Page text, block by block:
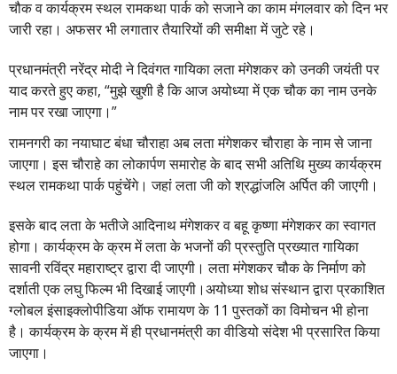
चौक व कार्यक्रम स्थल रामकथा पार्क को सजाने का काम मंगलवार को दिन भर
जारी रहा। अफसर भी लगातार तैयारियों की समीक्षा में जुटे रहे।
प्रधानमंत्री नरेंद्र मोदी ने दिवंगत गायिका लता मंगेशकर को उनकी जयंती पर
याद करते हुए कहा, “मुझे खुशी है कि आज अयोध्या में एक चौक का नाम उनके
नाम पर रखा जाएगा।”
रामनगरी का नयाघाट बंधा चौराहा अब लता मंगेशकर चौराहा के नाम से जाना
जाएगा। इस चौराहे का लोकार्पण समारोह के बाद सभी अतिथि मुख्य कार्यक्रम
स्थल रामकथा पार्क पहुंचेंगे। जहां लता जी को श्रद्धांजलि अर्पित की जाएगी।
इसके बाद लता के भतीजे आदिनाथ मंगेशकर व बहू कृष्णा मंगेशकर का स्वागत
होगा। कार्यक्रम के क्रम में लता के भजनों की प्रस्तुति प्रख्यात गायिका
सावनी रविंद्र महाराष्ट्र द्वारा दी जाएगी। लता मंगेशकर चौक के निर्माण को
दर्शाती एक लघु फिल्म भी दिखाई जाएगी।अयोध्या शोध संस्थान द्वारा प्रकाशित
ग्लोबल इंसाइक्लोपीडिया ऑफ रामायण के 11 पुस्तकों का विमोचन भी होना
है। कार्यक्रम के क्रम में ही प्रधानमंत्री का वीडियो संदेश भी प्रसारित किया
जाएगा।